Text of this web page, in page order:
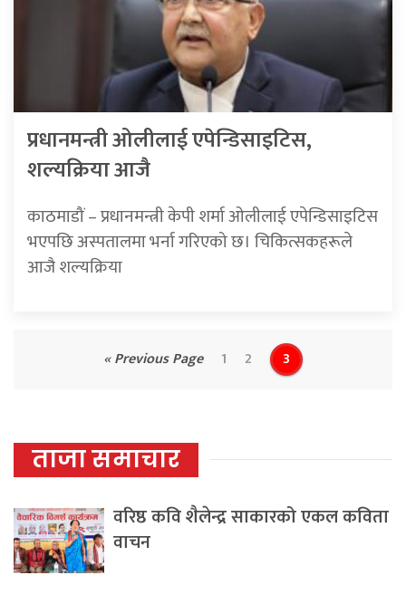
प्रधानमन्त्री ओलीलाई एपेन्डिसाइटिस,
शल्यक्रिया आजै
काठमाडौं – प्रधानमन्त्री केपी शर्मा ओलीलाई एपेन्डिसाइटिस
भएपछि अस्पतालमा भर्ना गरिएको छ। चिकित्सकहरूले
आजै शल्यक्रिया
« Previous Page 1 2 3
ताजा समाचार
वरिष्ठ कवि शैलेन्द्र साकारको एकल कविता
वाचन